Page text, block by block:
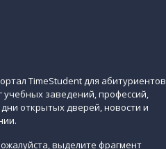
TimeStudent для абитуриентов
учебных заведений, профессий,
открытых дверей, новости и
выделите фрагмент